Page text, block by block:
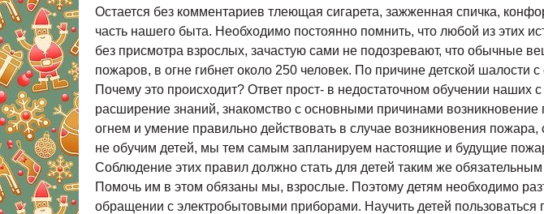
Остается без комментариев тлеющая сигарета, зажженная спичка,
часть нашего быта. Необходимо постоянно помнить, что любой из этих
без присмотра взрослых, зачастую сами не подозревают, что обычные
пожаров, в огне гибнет около 250 человек. По причине детской
Почему это происходит? Ответ прост- в недостаточном обучении
расширение знаний, знакомство с основными причинами
огнем и умение правильно действовать в случае возникновения
не обучим детей, мы тем самым запланируем настоящие и будущие
Соблюдение этих правил должно стать для детей таким же
Помочь им в этом обязаны мы, взрослые. Поэтому детям необходимо
обращении с электробытовыми приборами. Научить детей